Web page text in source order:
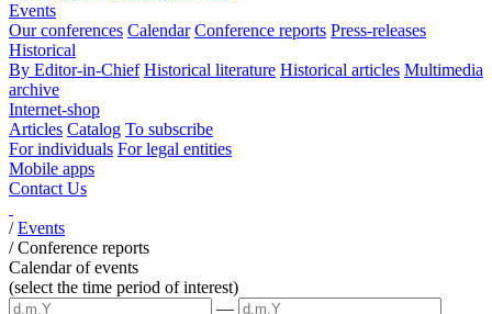
Events
Our conferences Calendar Conference reports Press-releases
Historical
By Editor-in-Chief Historical literature Historical articles Multimedia
archive
Internet-shop
Articles Catalog To subscribe
For individuals For legal entities
Mobile apps
Contact Us
/Events
/Conference reports
Calendar of events
(select the time period of interest)
—